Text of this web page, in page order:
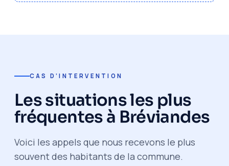
CAS D’INTERVENTION
Les situations les plus
fréquentes à Bréviandes
Voici les appels que nous recevons le plus
souvent des habitants de la commune.